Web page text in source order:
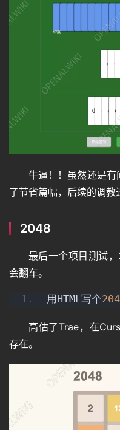
牛逼！！虽然还是有
了节省篇幅，后续的调教
2048
最后一个项目测试
会翻车。
用HTML写个
高估了Trae，在
存在。